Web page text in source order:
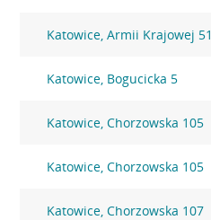
Katowice, Armii Krajowej 51
Katowice, Bogucicka 5
Katowice, Chorzowska 105
Katowice, Chorzowska 105
Katowice, Chorzowska 107